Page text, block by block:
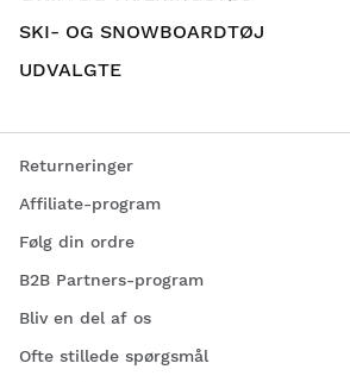
SKI- OG SNOWBOARDTØJ
UDVALGTE
Returneringer
Affiliate-program
Følg din ordre
B2B Partners-program
Bliv en del af os
Ofte stillede spørgsmål